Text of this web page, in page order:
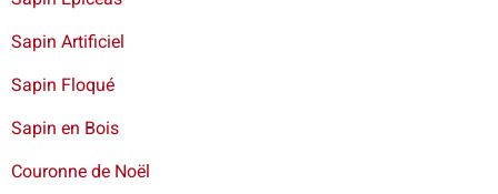
Sapin Artificiel
Sapin Floqué
Sapin en Bois
Couronne de Noël